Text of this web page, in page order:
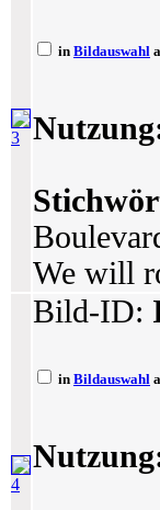
3
in Bildauswahl
We will
4
Bild-ID:
in Bildauswahl